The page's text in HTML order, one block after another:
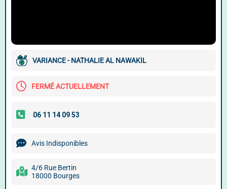
VARIANCE - NATHALIE AL NAWAKIL
FERMÉ ACTUELLEMENT
Avis Indisponibles
4/6 Rue Bertin
18000 Bourges